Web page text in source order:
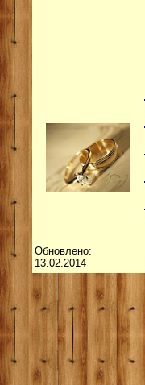
Обновлено:
13.02.2014